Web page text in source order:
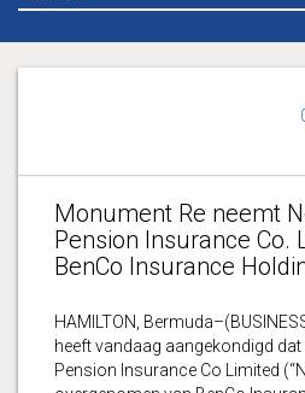
Monument Re neemt
Pension Insurance Co.
BenCo Insurance
HAMILTON,
heeft vandaag aangekondigd
Pension Insurance Co Limited